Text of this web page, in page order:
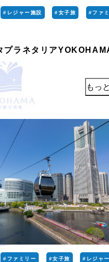
#レジャー施設 #女子旅 #ファ
プラネタリア
もっ
#ファミリー #女子旅 #レジャ